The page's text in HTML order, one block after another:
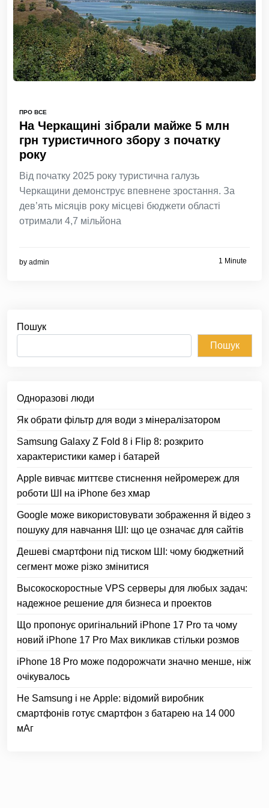
ПРО ВСЕ
На Черкащині зібрали майже 5 млн
грн туристичного збору з початку
року
Від початку 2025 року туристична галузь
Черкащини демонструє впевнене зростання. За
дев’ять місяців року місцеві бюджети області
отримали 4,7 мільйона
by admin 1 Minute
Пошук
Пошук
Одноразові люди
Як обрати фільтр для води з мінералізатором
Samsung Galaxy Z Fold 8 і Flip 8: розкрито
характеристики камер і батарей
Apple вивчає миттєве стиснення нейромереж для
роботи ШІ на iPhone без хмар
Google може використовувати зображення й відео з
пошуку для навчання ШІ: що це означає для сайтів
Дешеві смартфони під тиском ШІ: чому бюджетний
сегмент може різко змінитися
Высокоскоростные VPS серверы для любых задач:
надежное решение для бизнеса и проектов
Що пропонує оригінальний iPhone 17 Pro та чому
новий iPhone 17 Pro Max викликав стільки розмов
iPhone 18 Pro може подорожчати значно менше, ніж
очікувалось
Не Samsung і не Apple: відомий виробник
смартфонів готує смартфон з батарею на 14 000
мАг